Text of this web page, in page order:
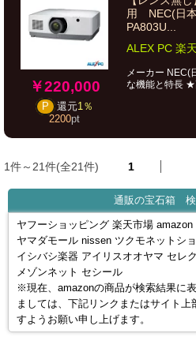
￥220,000
P 還元1％
2200pt
用 NEC(日
PA803U...
ALEX PC 楽
メーカー NEC(
な機能と特長 ★
1件～21件(全21件) 1
通販の宝石箱 検
ヤフーショッピング 楽天市場
ヤマダモール nissen ツクモネットシ
イシバシ楽器 アイリスオオヤマ セレ
メゾンネット セシール
※現在、amazonの商品が検索結果に
ましては、下記リンクまたはサイト上
すようお願い申し上げます。